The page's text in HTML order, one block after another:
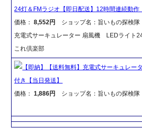
24灯＆FMラジオ【即日配送】12時間連続動
価格：8,552円
ショップ名：旨いもの探検隊
充電式サーキュレーター 扇風機 LEDライト
これ倶楽部
【即納】【送料無料】充電式サーキュレー
付き【当日発送】
価格：1,886円 ショップ名：旨いもの探検隊